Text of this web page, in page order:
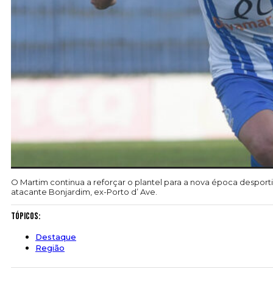
O Martim continua a reforçar o plantel para a nova época
atacante Bonjardim, ex-Porto d’ Ave.
Tópicos:
Destaque
Região